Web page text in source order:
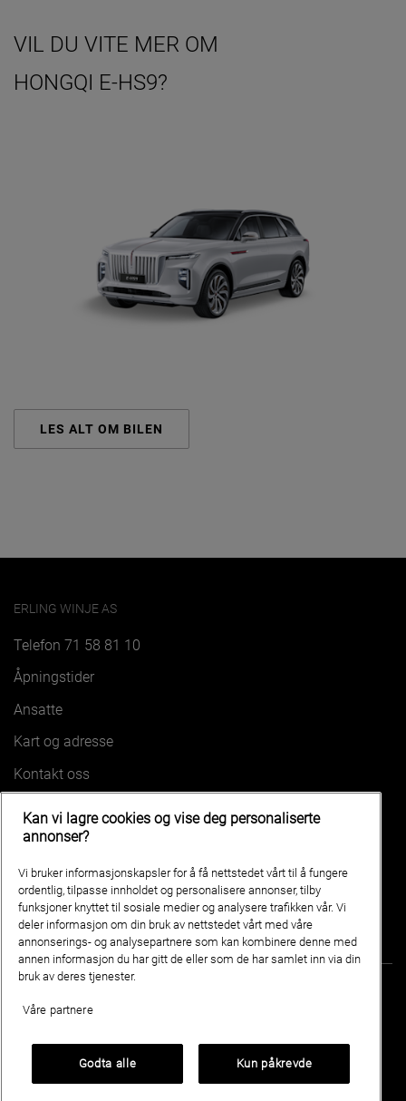
VIL DU VITE MER OM
HONGQI E-HS9?
LES ALT OM BILEN
ERLING WINJE AS
Telefon 71 58 81 10
Åpningstider
Ansatte
Kart og adresse
Kontakt oss
VÅRE BILER
HONGQI EHS7
HONGQI E-HS9
Industriveien 9B 6517 KRISTIANSUND
Personvern og cookies HONGQInorge.no
Kan vi lagre cookies og vise deg personaliserte
annonser?
Vi bruker informasjonskapsler for å få nettstedet vårt til å fungere
ordentlig, tilpasse innholdet og personalisere annonser, tilby
funksjoner knyttet til sosiale medier og analysere trafikken vår. Vi
deler informasjon om din bruk av nettstedet vårt med våre
annonserings- og analysepartnere som kan kombinere denne med
annen informasjon du har gitt de eller som de har samlet inn via din
bruk av deres tjenester.
Våre partnere
Godta alle Kun påkrevde